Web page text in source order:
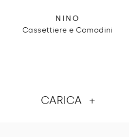
NINO
Cassettiere e Comodini
CARICA +